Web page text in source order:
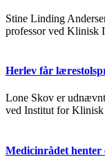
Stine Linding
professor ved Klinisk
Herlev får
Lone Skov er
ved Institut for
Medicinrådet henter